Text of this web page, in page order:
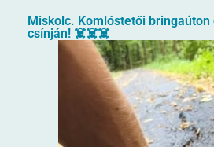
Miskolc. Komlóstetői
csínján! ☠️☠️☠️